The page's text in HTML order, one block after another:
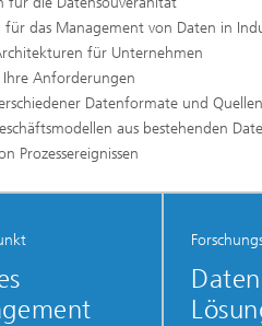
das Management von Daten in
für Unternehmen
Anforderungen
Datenformate und Quellen
aus bestehenden
Prozessereignissen